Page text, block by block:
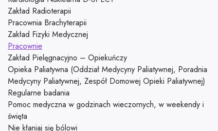
Zakład Radioterapii
Pracownia Brachyterapii
Zakład Fizyki Medycznej
Pracownie
Zakład Pielęgnacyjno – Opiekuńczy
Opieka Paliatywna (Oddział Medycyny Paliatywnej, Poradnia
Medycyny Paliatywnej, Zespół Domowej Opieki Paliatywnej)
Regularne badania
Pomoc medyczna w godzinach wieczornych, w weekendy i
święta
Nie kłaniaj się bólowi